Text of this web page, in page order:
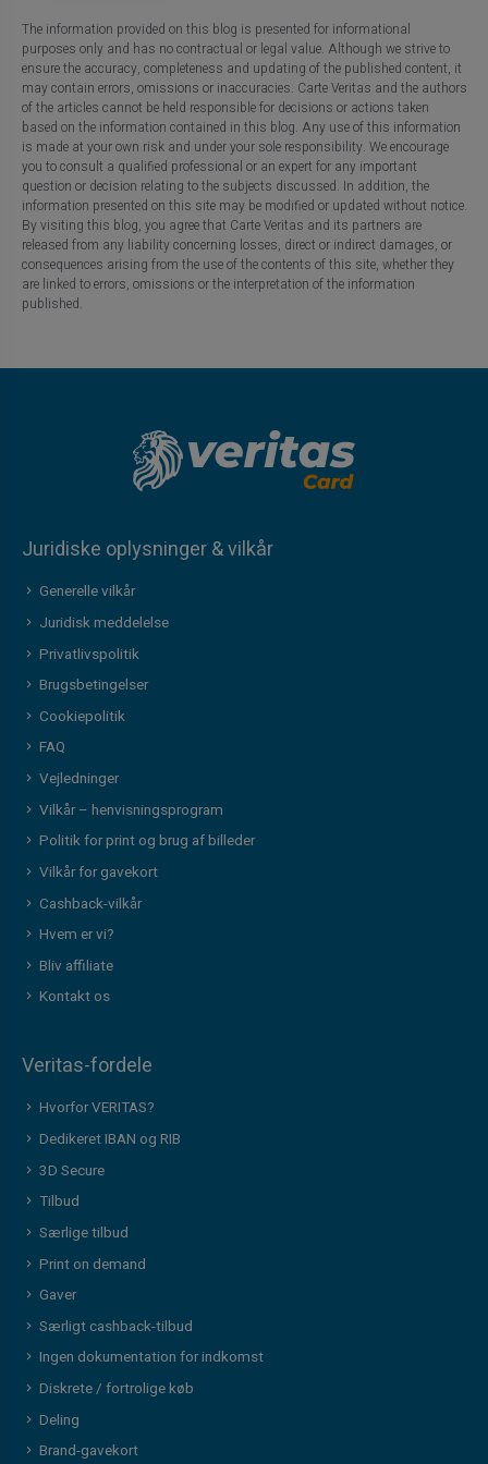
The information provided on this blog is presented for informational
purposes only and has no contractual or legal value. Although we strive to
ensure the accuracy, completeness and updating of the published content, it
may contain errors, omissions or inaccuracies. Carte Veritas and the authors
of the articles cannot be held responsible for decisions or actions taken
based on the information contained in this blog. Any use of this information
is made at your own risk and under your sole responsibility. We encourage
you to consult a qualified professional or an expert for any important
question or decision relating to the subjects discussed. In addition, the
information presented on this site may be modified or updated without notice.
By visiting this blog, you agree that Carte Veritas and its partners are
released from any liability concerning losses, direct or indirect damages, or
consequences arising from the use of the contents of this site, whether they
are linked to errors, omissions or the interpretation of the information
published.
Juridiske oplysninger & vilkår
Generelle vilkår
Juridisk meddelelse
Privatlivspolitik
Brugsbetingelser
Cookiepolitik
FAQ
Vejledninger
Vilkår – henvisningsprogram
Politik for print og brug af billeder
Vilkår for gavekort
Cashback-vilkår
Hvem er vi?
Bliv affiliate
Kontakt os
Veritas-fordele
Hvorfor VERITAS?
Dedikeret IBAN og RIB
3D Secure
Tilbud
Særlige tilbud
Print on demand
Gaver
Særligt cashback-tilbud
Ingen dokumentation for indkomst
Diskrete / fortrolige køb
Deling
Brand-gavekort